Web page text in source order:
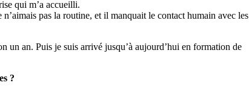
qui m’a accueilli.
pas la routine, et il manquait le contact humain avec les
un an. Puis je suis arrivé jusqu’à aujourd’hui en formation de
?